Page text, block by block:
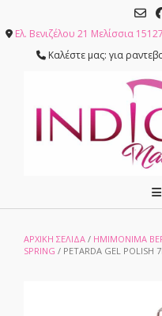
content
Ελ. Βενιζέλου 21 Μελίσσια 15127
Καλέστε μας: για
ΑΡΧΙΚΉ ΣΕΛΊΔΑ / ΗΜΙΜΟΝΙΜΑ
SPRING / PETARDA GEL POLISH